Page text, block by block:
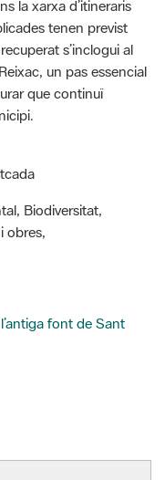
un pas essencial
que continuï
Biodiversitat,